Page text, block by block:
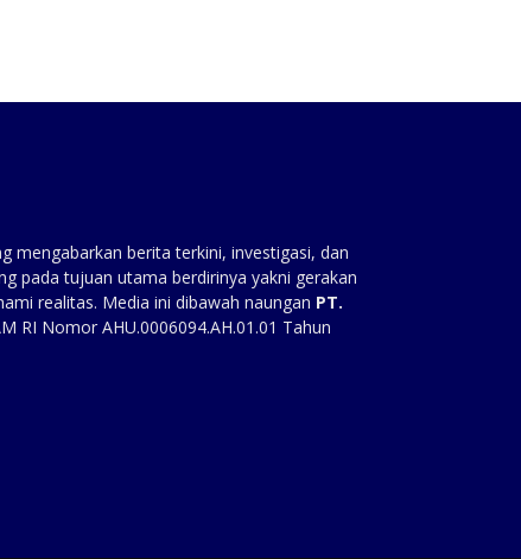
mengabarkan berita terkini, investigasi, dan
pada tujuan utama berdirinya yakni gerakan
realitas. Media ini dibawah naungan PT.
RI Nomor AHU.0006094.AH.01.01 Tahun